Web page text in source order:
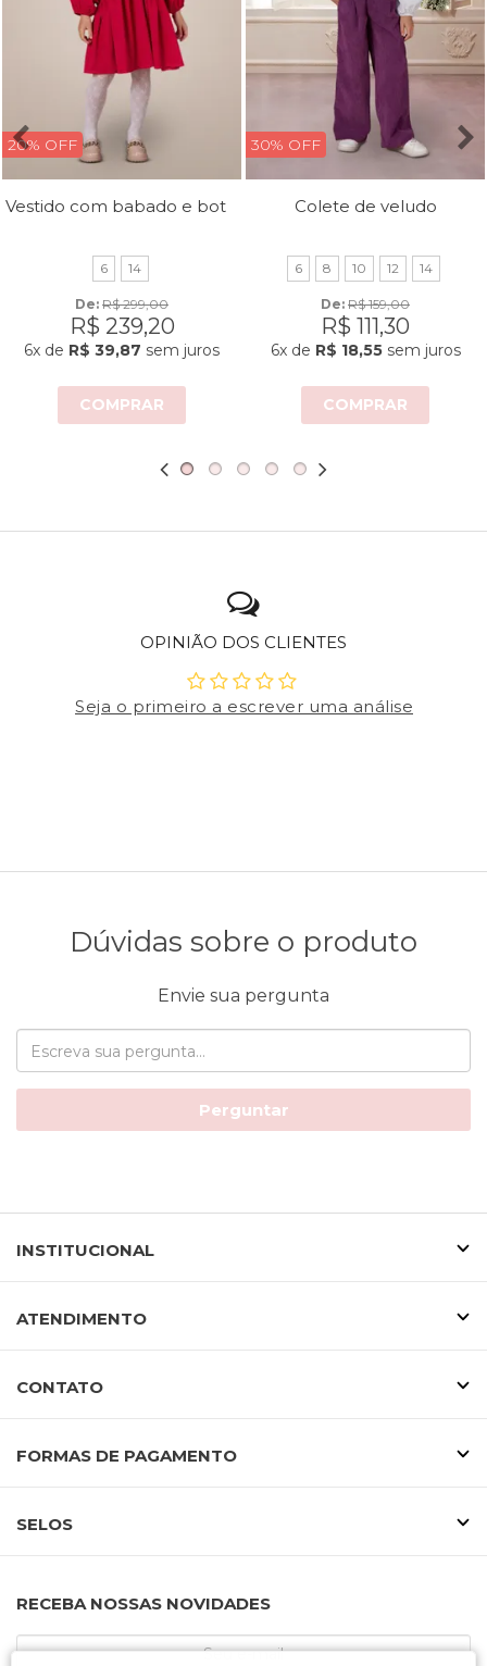
20% OFF
6 14
De: R$ 299,00
R$ 239,20
6x de R$ 39,87 sem juros
COMPRAR
30% OFF
Colete de veludo
6 8 10 12 14
De: R$ 159,00
R$ 111,30
6xde R$ 18,55sem juros
COMPRAR
OPINIÃO DOS CLIENTES
Seja o primeiro a escrever uma análise
Dúvidas sobre o produto
Envie sua pergunta
Perguntar
INSTITUCIONAL
ATENDIMENTO
CONTATO
FORMAS DE PAGAMENTO
SELOS
RECEBA NOSSAS NOVIDADES